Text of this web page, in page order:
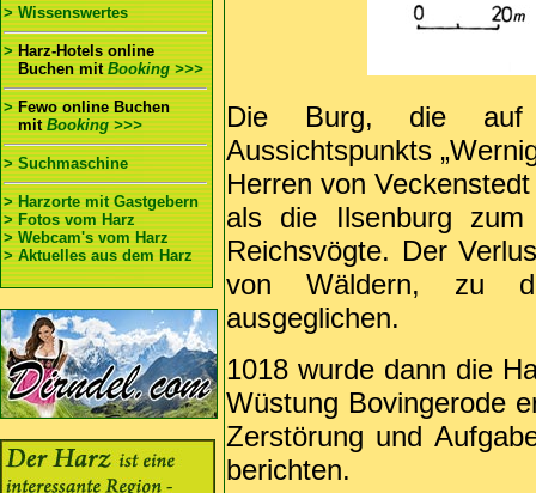
> Wissenswertes
>Harz-Hotels online
Buchen mit Booking >>>
>Fewo online Buchen
mit Booking >>>
> Suchmaschine
> Harzorte mit Gastgebern
> Fotos vom Harz
> Webcam's vom Harz
> Aktuelles aus dem Harz
Die Burg, die auf
Aussichtspunkts
Herren von
als die Ilsenburg zum
Reichsvögte. Der
von Wäldern, zu
ausgeglichen.
1018 wurde dann die
Wüstung Bovingerode
Zerstörung und
berichten.